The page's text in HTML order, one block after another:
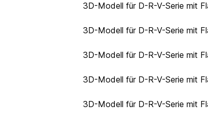
3D-Modell für D-R-V-Serie mit
3D-Modell für D-R-V-Serie mit
3D-Modell für D-R-V-Serie mit
3D-Modell für D-R-V-Serie mit
3D-Modell für D-R-V-Serie mit